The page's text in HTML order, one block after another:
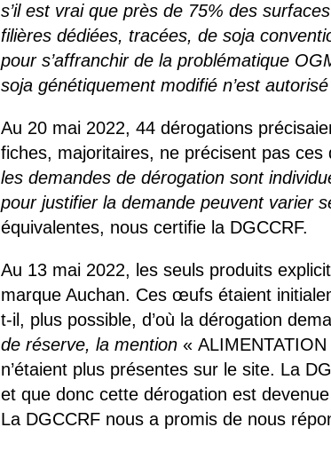
s’il est vrai que près de 75% des
filières dédiées, tracées, de soja
pour s’affranchir de la problématique
soja génétiquement modifié n’est
Au 20 mai 2022, 44 dérogations
fiches, majoritaires, ne précisent pas
les demandes de dérogation sont
pour justifier la demande peuvent varier
équivalentes, nous certifie la DGCCRF.
Au 13 mai 2022, les seuls produits
marque Auchan. Ces œufs étaient
t-il, plus possible, d’où la dérogation
de réserve, la mention «
n’étaient plus présentes sur le site. La
et que donc cette dérogation est
La DGCCRF nous a promis de nous